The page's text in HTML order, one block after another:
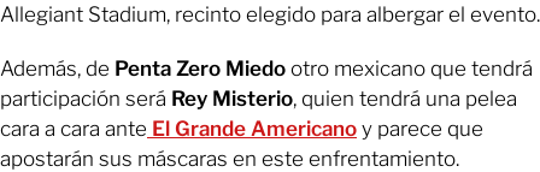
Allegiant Stadium, recinto elegido para albergar el evento.
Además, de Penta Zero Miedo otro mexicano que tendrá
participación será Rey Misterio, quien tendrá una pelea
cara a cara ante El Grande Americano y parece que
apostarán sus máscaras en este enfrentamiento.